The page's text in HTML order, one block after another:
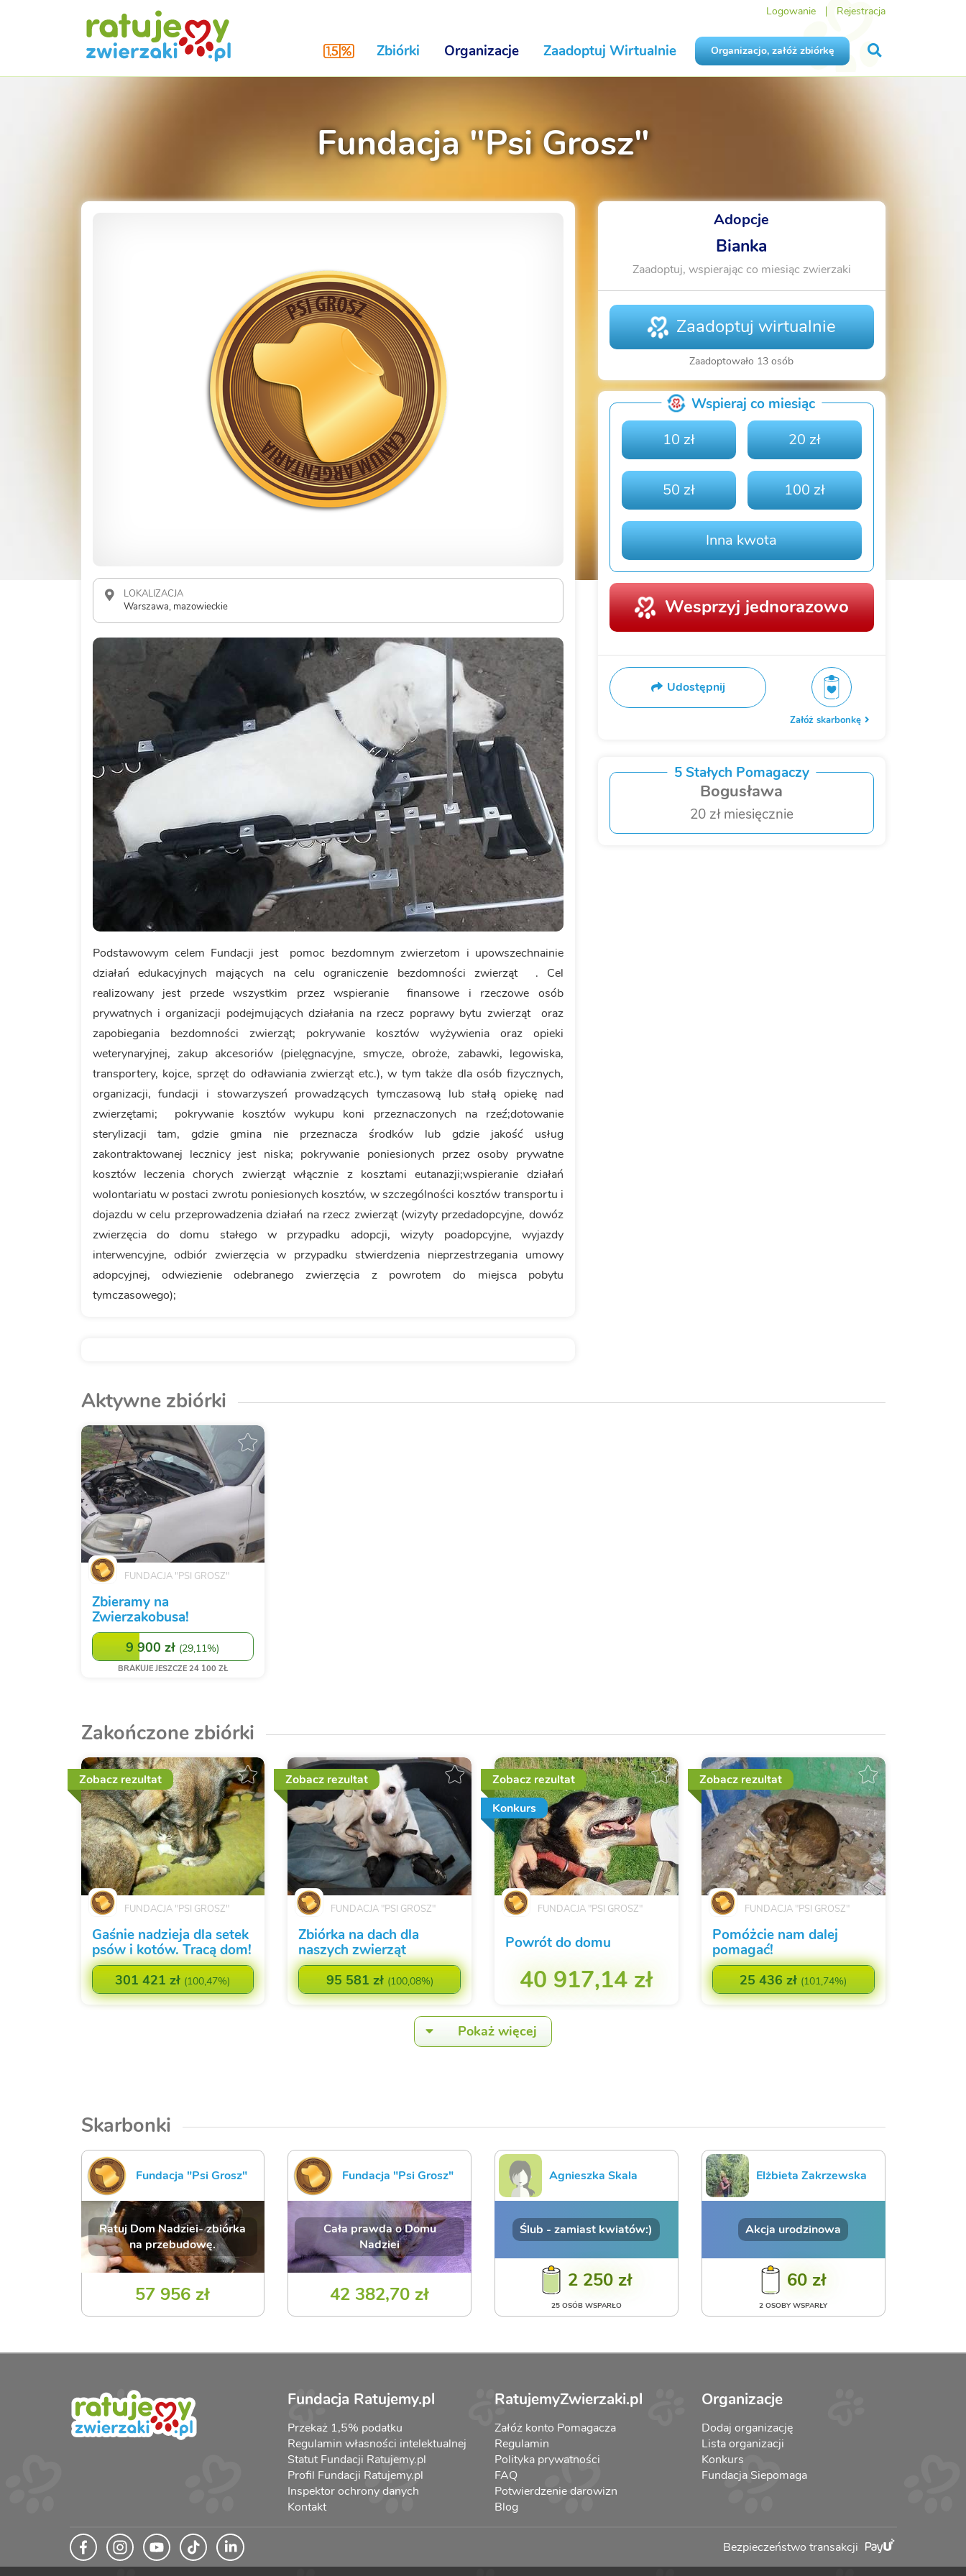
Logowanie Rejestracja
Zbiórki Organizacje Zaadoptuj Wirtualnie Organizacjo, załóż zbiórkę
Fundacja "Psi Grosz"
LOKALIZACJA
Warszawa, mazowieckie
Podstawowym celem Fundacji jest pomoc bezdomnym zwierzetom i upowszechnainie
działań edukacyjnych mających na celu ograniczenie bezdomności zwierząt . Cel
realizowany jest przede wszystkim przez wspieranie finansowe i rzeczowe osób
prywatnych i organizacji podejmujących działania na rzecz poprawy bytu zwierząt oraz
zapobiegania bezdomności zwierząt; pokrywanie kosztów wyżywienia oraz opieki
weterynaryjnej, zakup akcesoriów (pielęgnacyjne, smycze, obroże, zabawki, legowiska,
transportery, kojce, sprzęt do odławiania zwierząt etc.), w tym także dla osób fizycznych,
organizacji, fundacji i stowarzyszeń prowadzących tymczasową lub stałą opiekę nad
zwierzętami; pokrywanie kosztów wykupu koni przeznaczonych na rzeź;dotowanie
sterylizacji tam, gdzie gmina nie przeznacza środków lub gdzie jakość usług
zakontraktowanej lecznicy jest niska; pokrywanie poniesionych przez osoby prywatne
kosztów leczenia chorych zwierząt włącznie z kosztami eutanazji;wspieranie działań
wolontariatu w postaci zwrotu poniesionych kosztów, w szczególności kosztów transportu i
dojazdu w celu przeprowadzenia działań na rzecz zwierząt (wizyty przedadopcyjne, dowóz
zwierzęcia do domu stałego w przypadku adopcji, wizyty poadopcyjne, wyjazdy
interwencyjne, odbiór zwierzęcia w przypadku stwierdzenia nieprzestrzegania umowy
adopcyjnej, odwiezienie odebranego zwierzęcia z powrotem do miejsca pobytu
tymczasowego);
Adopcje
Bianka
Zaadoptuj, wspierając co miesiąc zwierzaki
Zaadoptuj wirtualnie
Zaadoptowało 13 osób
Wspieraj co miesiąc
10 zł 20 zł
50 zł 100 zł
Inna kwota
Wesprzyj jednorazowo
Udostępnij
Załóż skarbonkę
5 Stałych Pomagaczy
Bogusława
20 zł miesięcznie
Aktywne zbiórki
FUNDACJA "PSI GROSZ"
Zbieramy na
Zwierzakobusa!
9 900 zł (29,11%)
BRAKUJE JESZCZE 24 100 ZŁ
Zakończone zbiórki
Zobacz rezultat
FUNDACJA "PSI GROSZ"
Gaśnie nadzieja dla setek
psów i kotów. Tracą dom!
301 421 zł (100,47%)
Zobacz rezultat
FUNDACJA "PSI GROSZ"
Zbiórka na dach dla
naszych zwierząt
95 581 zł (100,08%)
Zobacz rezultat
Konkurs
FUNDACJA "PSI GROSZ"
Powrót do domu
40 917,14 zł
Zobacz rezultat
FUNDACJA "PSI GROSZ"
Pomóżcie nam dalej
pomagać!
25 436 zł (101,74%)
Pokaż więcej
Skarbonki
Fundacja "Psi Grosz"
Ratuj Dom Nadziei- zbiórka
na przebudowę.
57 956 zł
Fundacja "Psi Grosz"
Cała prawda o Domu
Nadziei
42 382,70 zł
Agnieszka Skala
Ślub - zamiast kwiatów:)
2 250 zł
25 OSÓB WSPARŁO
Elżbieta Zakrzewska
Akcja urodzinowa
60 zł
2 OSOBY WSPARŁY
Fundacja Ratujemy.pl
Przekaż 1,5% podatku
Regulamin własności intelektualnej
Statut Fundacji Ratujemy.pl
Profil Fundacji Ratujemy.pl
Inspektor ochrony danych
Kontakt
RatujemyZwierzaki.pl
Załóż konto Pomagacza
Regulamin
Polityka prywatności
FAQ
Potwierdzenie darowizn
Blog
Organizacje
Dodaj organizację
Lista organizacji
Konkurs
Fundacja Siepomaga
Bezpieczeństwo transakcji